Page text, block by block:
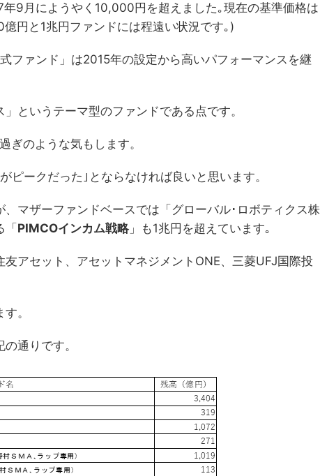
9月にようやく10,000円を超えました｡現在の基準価格は
円と1兆円ファンドには程遠い状況です｡)
ファンド」は2015年の設定から高いパフォーマンスを継
というテーマ型のファンドである点です。
ぎのような気もします。
ピークだった｣とならなければ良いと思います。
マザーファンドベースでは「グローバル･ロボティクス株
PIMCOインカム戦略 」も1兆円を超えています｡
アセット、アセットマネジメントONE、三菱UFJ国際投
。
通りです。